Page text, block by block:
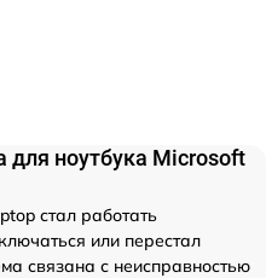
для ноутбука Microsoft
стал работать
или перестал
связана с неисправностью